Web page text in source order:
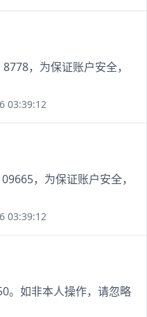
，为保证账户安全，
03:39:12
，为保证账户安全，
03:39:12
。如非本人操作，请忽略